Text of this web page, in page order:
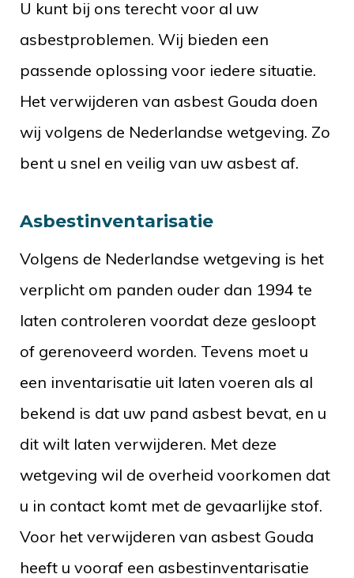
U kunt bij ons terecht voor al uw
asbestproblemen. Wij bieden een
passende oplossing voor iedere situatie.
Het verwijderen van asbest Gouda doen
wij volgens de Nederlandse wetgeving. Zo
bent u snel en veilig van uw asbest af.
Asbestinventarisatie
Volgens de Nederlandse wetgeving is het
verplicht om panden ouder dan 1994 te
laten controleren voordat deze gesloopt
of gerenoveerd worden. Tevens moet u
een inventarisatie uit laten voeren als al
bekend is dat uw pand asbest bevat, en u
dit wilt laten verwijderen. Met deze
wetgeving wil de overheid voorkomen dat
u in contact komt met de gevaarlijke stof.
Voor het verwijderen van asbest Gouda
heeft u vooraf een asbestinventarisatie